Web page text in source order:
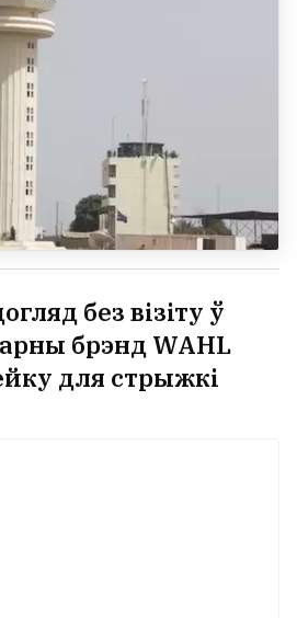
без візіту ў
брэнд WAHL
для стрыжкі